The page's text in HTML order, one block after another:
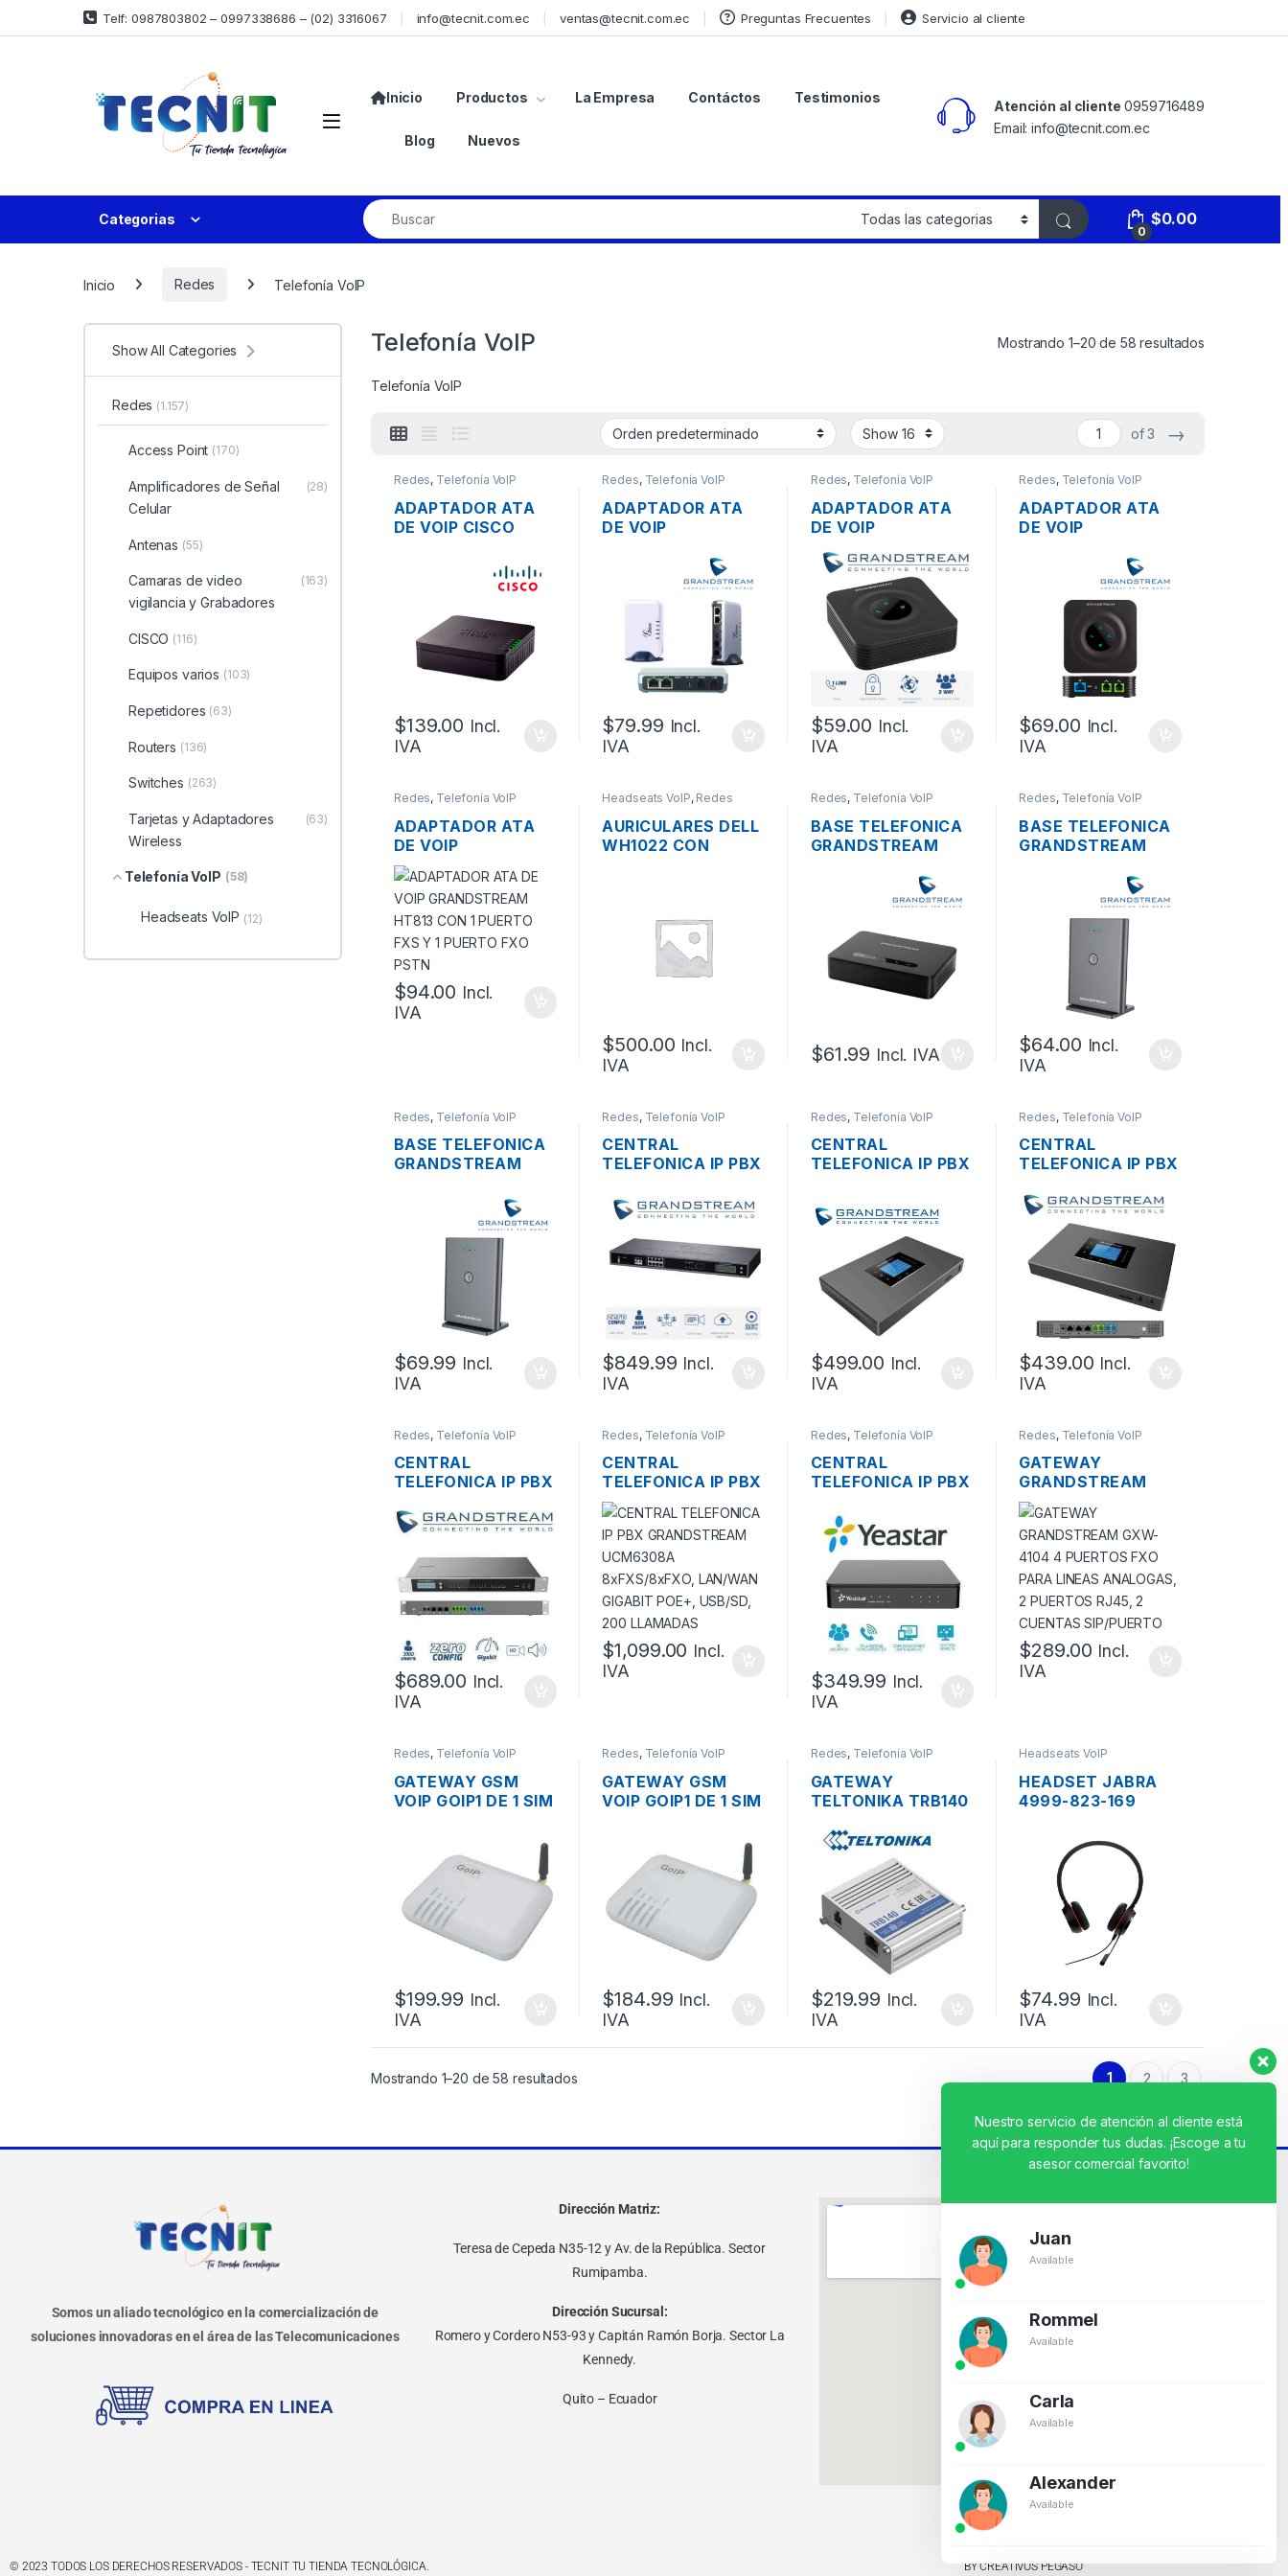
Telf: 0987803802 – 0997338686 – (02) 3316067 info@tecnit.com.ec ventas@tecnit.com.ec Preguntas Frecuentes Servicio al cliente
Inicio Productos La Empresa Contáctos Testimonios
Blog Nuevos
Atención al cliente 0959716489
Email: info@tecnit.com.ec
Categorias
0
$0.00
Inicio Redes Telefonía VoIP
Telefonía VoIP Mostrando 1–20 de 58 resultados
Telefonía VoIP
of 3 →
Redes, Telefonía VoIP
ADAPTADOR ATA
DE VOIP CISCO
2 PUERTOS FXS, 2
PUERTOS RJ45
$139.00 Incl.
IVA
Redes, Telefonía VoIP
ADAPTADOR ATA
DE VOIP
HT503 DE 1 PUERTO
FXS 1 PUERTO FXO
CON ROUTER
$79.99 Incl.
IVA
Redes, Telefonía VoIP
ADAPTADOR ATA
DE VOIP
HT801 CON 1
PUERTO FXS, 1
CUENTA SIP, 1
PUERTO RJ45
10/100
$59.00 Incl.
IVA
Redes, Telefonía VoIP
ADAPTADOR ATA
DE VOIP
PUERTOS FXS CON
ROUTER
$69.00 Incl.
IVA
Redes, Telefonía VoIP
ADAPTADOR ATA
DE VOIP
GRANDSTREAM
HT813 CON 1
PUERTO FXS Y 1
PUERTO FXO PSTN
$94.00 Incl.
IVA
Headseats VoIP, Redes
AURICULARES DELL
WH1022 CON
$500.00 Incl.
IVA
Redes, Telefonía VoIP
BASE TELEFONICA
GRANDSTREAM
PROTOCOLO SIP
PUERTO LAN POE,
10 CUENTAS SIP
$61.99 Incl. IVA
Redes, Telefonía VoIP
BASE TELEFONICA
GRANDSTREAM
PROTOCOLO SIP
PUERTO LAN POE
HASTA 10
CUENTAS SIP
$64.00 Incl.
IVA
Redes, Telefonía VoIP
BASE TELEFONICA
GRANDSTREAM
PROTOCOLO SIP
PUERTO LAN POE
HASTA 20
CUENTAS SIP
$69.99 Incl.
IVA
Redes, Telefonía VoIP
CENTRAL
TELEFONICA IP PBX
UCM6208
LAN/WAN GIGABIT
POE+, USB/SD, 100
LLAMADAS
$849.99 Incl.
IVA
Redes, Telefonía VoIP
CENTRAL
TELEFONICA IP PBX
UCM6302 3
PUERTOS LAN/WAN
2XFXS/2XFXO,
GIGABIT POE+, USB
3.0/SD, 100
LLAMADAS
$499.00 Incl.
IVA
Redes, Telefonía VoIP
CENTRAL
TELEFONICA IP PBX
UCM6302A 3
PUERTOS LAN/WAN
2XFXS/2XFXO,
GIGABIT POE+, USB
3.0/SD, 75
LLAMADAS
$439.00 Incl.
IVA
Redes, Telefonía VoIP
CENTRAL
TELEFONICA IP PBX
UCM6304A
4XFXS/4XFXO, 3
PUERTOS RJ45
GIGABIT POE+,
USB/SD, 200
LLAMADAS, 75
TRUNK SIP
$689.00 Incl.
IVA
Redes, Telefonía VoIP
CENTRAL
TELEFONICA IP PBX
GRANDSTREAM
UCM6308A
8XFXS/8XFXO,
LAN/WAN GIGABIT
POE+, USB/SD, 200
LLAMADAS
$1,099.00 Incl.
IVA
Redes, Telefonía VoIP
CENTRAL
TELEFONICA IP PBX
2XFXO, 4XFXS,
LAN/WAN, TF, 10
LLAMADAS, 20
TRUNK SIP.
$349.99 Incl.
IVA
Redes, Telefonía VoIP
GATEWAY
GRANDSTREAM
GXW-4104 4
PUERTOS FXO PARA
LINEAS ANALOGAS,
2 PUERTOS RJ45, 2
CUENTAS
SIP/PUERTO
$289.00 Incl.
IVA
Redes, Telefonía VoIP
GATEWAY GSM
VOIP GOIP1 DE 1 SIM
$199.99 Incl.
IVA
Redes, Telefonía VoIP
GATEWAY GSM
VOIP GOIP1 DE 1 SIM
$184.99 Incl.
IVA
Redes, Telefonía VoIP
GATEWAY
TELTONIKA TRB140
10/100/1000 +
ANTENA + 1SIM
CARD PARA VOIP
$219.99 Incl.
IVA
Headseats VoIP
HEADSET JABRA
4999-823-169
USB/USB-C NEGRO
$74.99 Incl.
IVA
Mostrando 1–20 de 58 resultados 1 2 3
Show All Categories
Redes (1.157)
Access Point (170)
Amplificadores de Señal
Celular
(28)
Antenas (55)
Camaras de video
vigilancia y Grabadores
(163)
CISCO (116)
Equipos varios (103)
Repetidores (63)
Routers (136)
Switches (263)
Tarjetas y Adaptadores
Wireless
(63)
Telefonía VoIP (58)
Headseats VoIP (12)
Somos un aliado tecnológico en la comercialización de
soluciones innovadoras en el área de las Telecomunicaciones
Dirección Matriz:
Teresa de Cepeda N35-12 y Av. de la República. Sector
Rumipamba.
Dirección Sucursal:
Romero y Cordero N53-93 y Capitán Ramón Borja. Sector La
Kennedy.
Quito – Ecuador
© 2023 TODOS LOS DERECHOS RESERVADOS - TECNIT TU TIENDA TECNOLÓGICA. BY CREATIVOS PEGASO
Nuestro servicio de atención al cliente está
aquí para responder tus dudas. ¡Escoge a tu
asesor comercial favorito!
Juan
Available
Rommel
Available
Carla
Available
Alexander
Available